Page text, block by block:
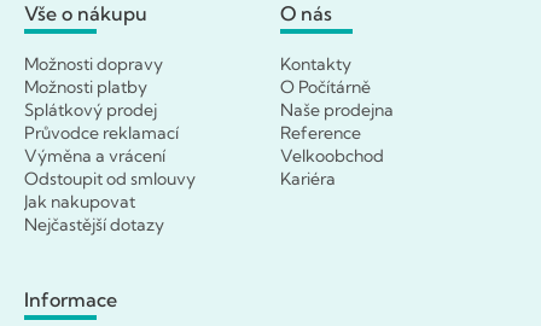
Vše o nákupu
Možnosti dopravy
Možnosti platby
Splátkový prodej
Průvodce reklamací
Výměna a vrácení
Odstoupit od smlouvy
Jak nakupovat
Nejčastější dotazy
O nás
Kontakty
O Počítárně
Naše prodejna
Reference
Velkoobchod
Kariéra
Informace